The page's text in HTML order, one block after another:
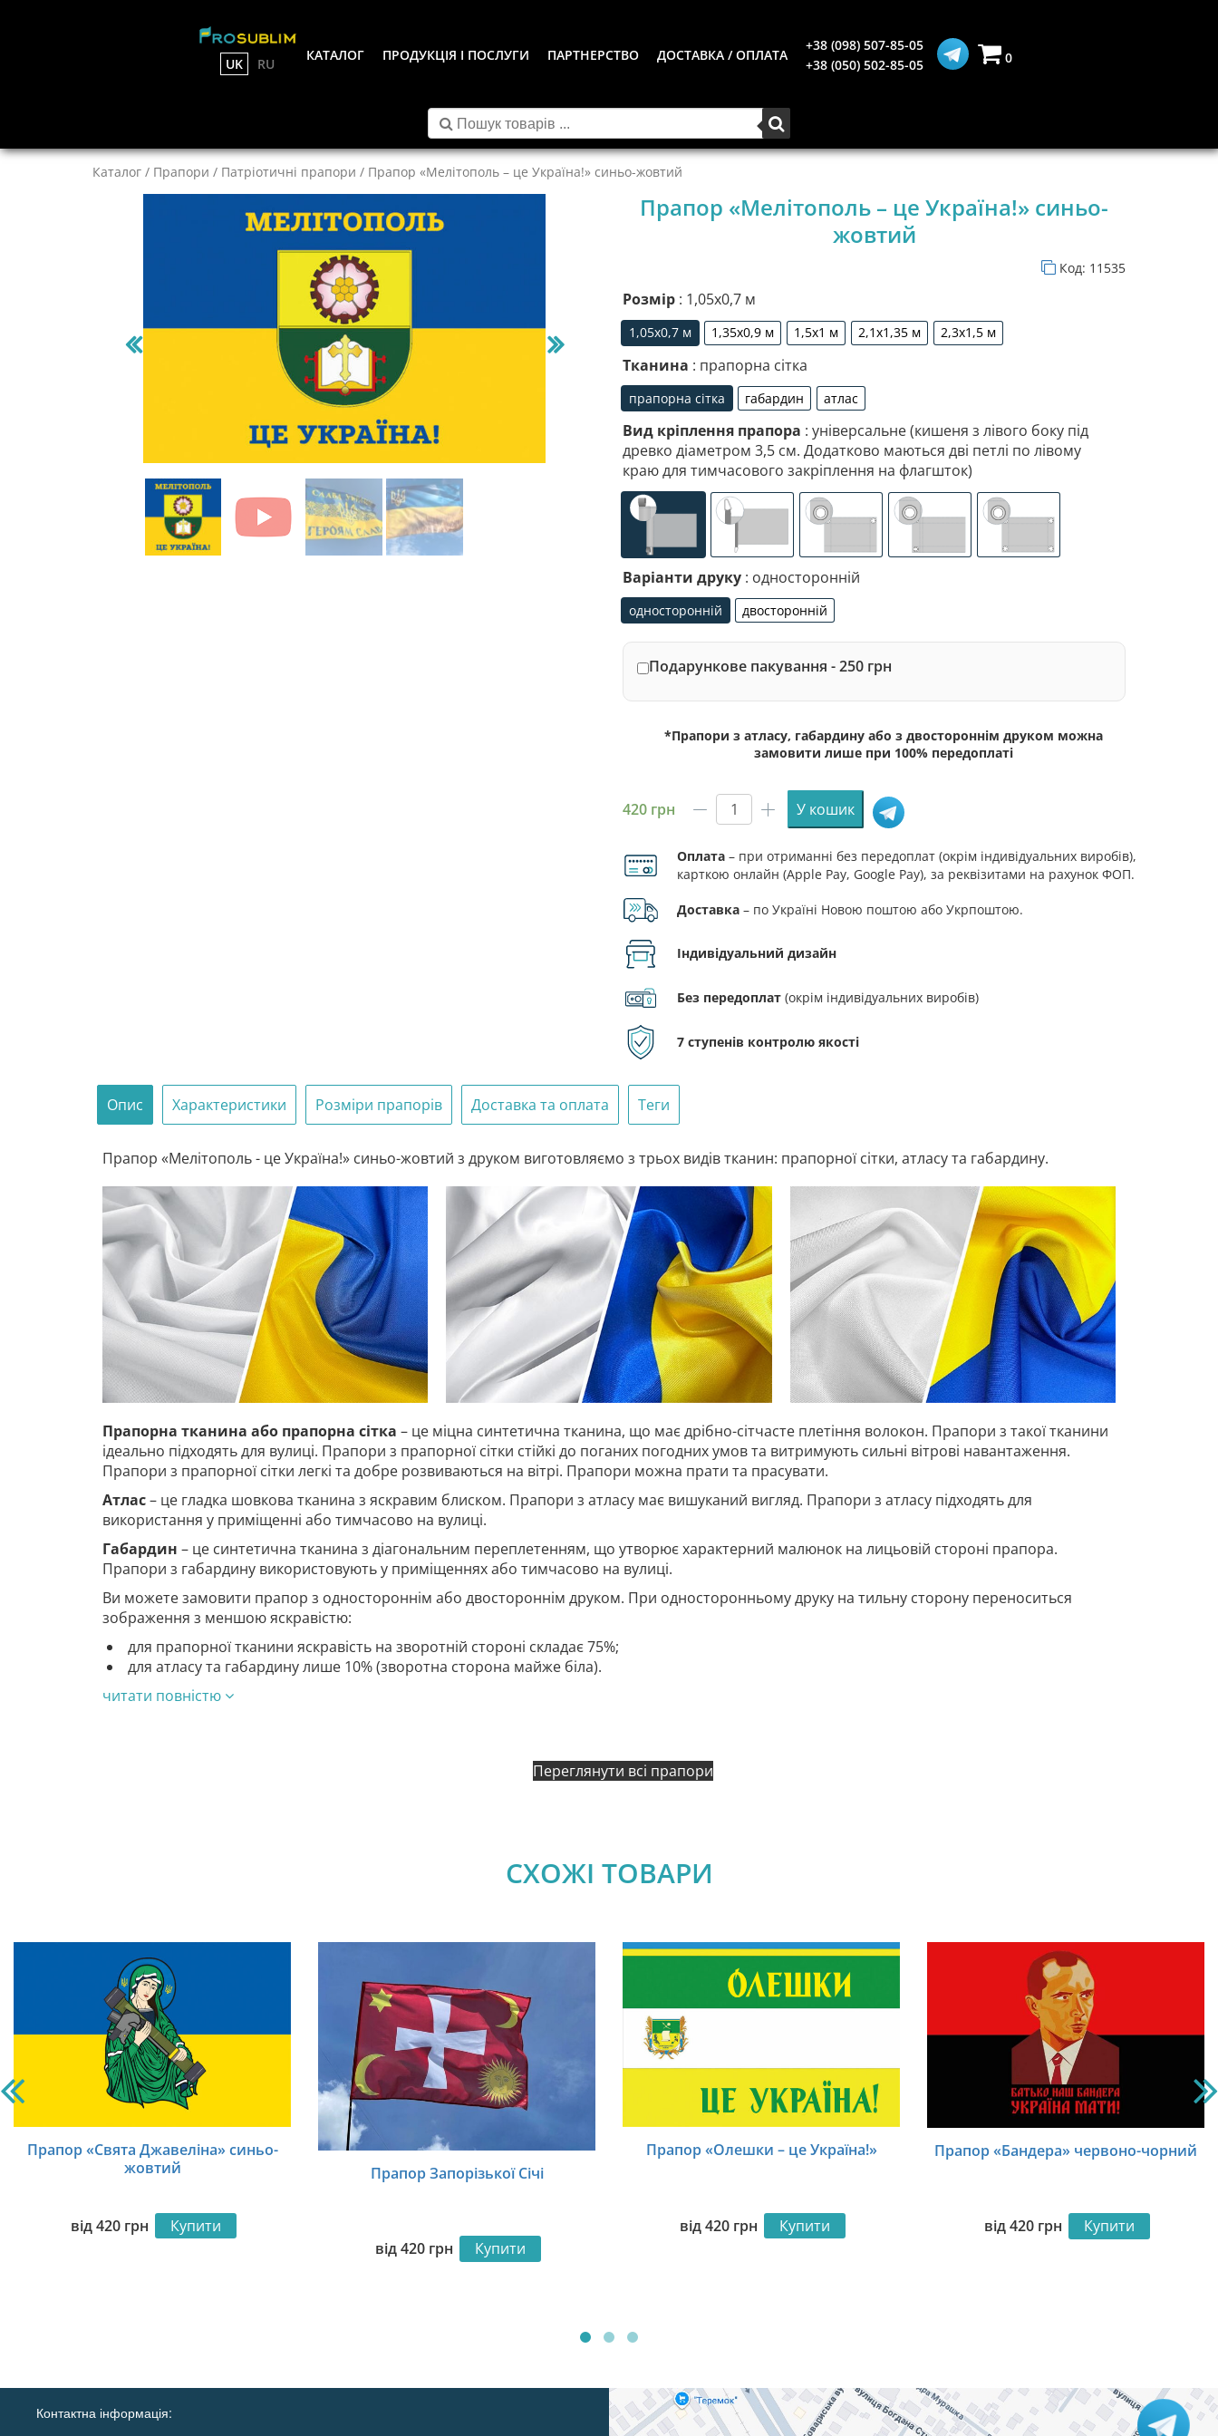
UK RU
КАТАЛОГ ПРОДУКЦІЯ І ПОСЛУГИ ПАРТНЕРСТВО ДОСТАВКА / ОПЛАТА
+38 (098) 507-85-05
+38 (050) 502-85-05
0
Каталог / Прапори / Патріотичні прапори / Прапор «Мелітополь – це Україна!» синьо-жовтий
Прапор «Мелітополь – це Україна!» синьо-
жовтий
Код: 11535
Розмір : 1,05х0,7 м
1,05х0,7 м
1,05х0,7 м
1,35х0,9 м
1,35х0,9 м
1,5х1 м
1,5х1 м
2,1х1,35 м
2,1х1,35 м
2,3х1,5 м
2,3х1,5 м
Тканина : прапорна сітка
прапорна сітка
прапорна сітка
габардин
габардин
атлас
атлас
Вид кріплення прапора : універсальне (кишеня з лівого боку під
древко діаметром 3,5 см. Додатково маються дві петлі по лівому
краю для тимчасового закріплення на флагшток)
Варіанти друку : односторонній
односторонній
односторонній
двосторонній
двосторонній
Подарункове пакування - 250 грн
*Прапори з атласу, габардину або з двостороннім друком можна
замовити лише при 100% передоплаті
420 грн
Прапор
-
це
синьо-
кількість
У кошик
Оплата – при отриманні без передоплат (окрім індивідуальних виробів),
карткою онлайн (Apple Pay, Google Pay), за реквізитами на рахунок ФОП.
Доставка – по Україні Новою поштою або Укрпоштою.
Індивідуальний дизайн
Без передоплат (окрім індивідуальних виробів)
7 ступенів контролю якості
Опис Характеристики Розміри прапорів Доставка та оплата Теги
Прапор «Мелітополь - це Україна!» синьо-жовтий з друком виготовляємо з трьох видів тканин: прапорної сітки, атласу та габардину.
Прапорна тканина або прапорна сітка – це міцна синтетична тканина, що має дрібно-сітчасте плетіння волокон. Прапори з такої тканини
ідеально підходять для вулиці. Прапори з прапорної сітки стійкі до поганих погодних умов та витримують сильні вітрові навантаження.
Прапори з прапорної сітки легкі та добре розвиваються на вітрі. Прапори можна прати та прасувати.
Атлас– це гладка шовкова тканина з яскравим блиском. Прапори з атласу має вишуканий вигляд. Прапори з атласу підходять для
використання у приміщенні або тимчасово на вулиці.
Габардин – це синтетична тканина з діагональним переплетенням, що утворює характерний малюнок на лицьовій стороні прапора.
Прапори з габардину використовують у приміщеннях або тимчасово на вулиці.
Ви можете замовити прапор з одностороннім або двостороннім друком. При односторонньому друку на тильну сторону переноситься
зображення з меншою яскравістю:
для прапорної тканини яскравість на зворотній стороні складає 75%;
для атласу та габардину лише 10% (зворотна сторона майже біла).
читати повністю
Переглянути всі прапори
СХОЖІ ТОВАРИ
Прапор «Свята Джавеліна» синьо-
жовтий
від420 грн Купити
Прапор Запорізької Січі
від420 грн Купити
Прапор «Олешки – це Україна!»
від420 грн Купити
Прапор «Бандера» червоно-чорний
від420 грн Купити
Контактна інформація: